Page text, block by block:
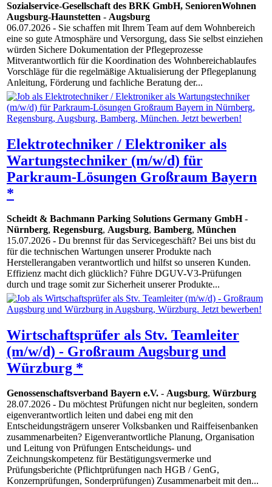
Sozialservice-Gesellschaft des BRK GmbH, SeniorenWohnen
Augsburg-Haunstetten - Augsburg
06.07.2026 - Sie schaffen mit Ihrem Team auf dem Wohnbereich
eine so gute Atmosphäre und Versorgung, dass Sie selbst einziehen
würden Sichere Dokumentation der Pflegeprozesse
Mitverantwortlich für die Koordination des Wohnbereichablaufes
Vorschläge für die regelmäßige Aktualisierung der Pflegeplanung
Anleitung, Förderung und fachliche Beratung der...
Elektrotechniker / Elektroniker als
Wartungstechniker (m/w/d) für
Parkraum-Lösungen Großraum Bayern
*
Scheidt & Bachmann Parking Solutions Germany GmbH-
Nürnberg, Regensburg, Augsburg, Bamberg, München
15.07.2026 - Du brennst für das Servicegeschäft? Bei uns bist du
für die technischen Wartungen unserer Produkte nach
Herstellerangaben verantwortlich und hilfst so unseren Kunden.
Effizienz macht dich glücklich? Führe DGUV-V3-Prüfungen
durch und trage somit zur Sicherheit unserer Produkte...
Wirtschaftsprüfer als Stv. Teamleiter
(m/w/d) - Großraum Augsburg und
Würzburg *
Genossenschaftsverband Bayern e.V. - Augsburg, Würzburg
28.07.2026 - Du möchtest Prüfungen nicht nur begleiten, sondern
eigenverantwortlich leiten und dabei eng mit den
Entscheidungsträgern unserer Volksbanken und Raiffeisenbanken
zusammenarbeiten? Eigenverantwortliche Planung, Organisation
und Leitung von Prüfungen Entscheidungs- und
Zeichnungskompetenz für Bestätigungsvermerke und
Prüfungsberichte (Pflichtprüfungen nach HGB / GenG,
Konzernprüfungen, Sonderprüfungen) Zusammenarbeit mit den...